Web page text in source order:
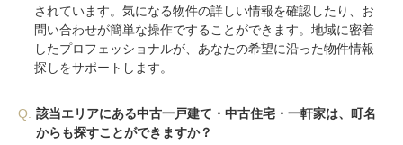
されています。気になる物件の詳しい情報を確認したり、お
問い合わせが簡単な操作ですることができます。地域に密着
したプロフェッショナルが、あなたの希望に沿った物件情報
探しをサポートします。
Q.
該当エリアにある中古一戸建て・中古住宅・一軒家は、町名
からも探すことができますか？